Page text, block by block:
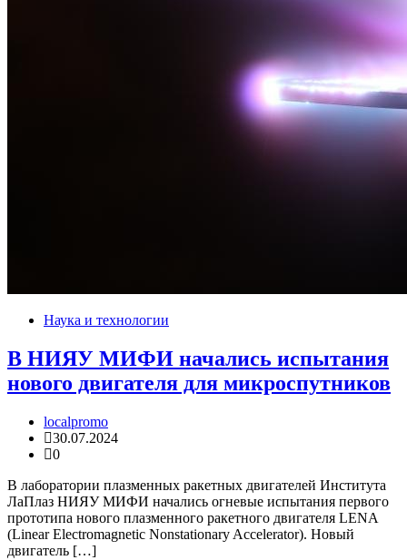
Наука и технологии
В НИЯУ МИФИ начались испытания
нового двигателя для микроспутников
localpromo
30.07.2024
0
В лаборатории плазменных ракетных двигателей Института
ЛаПлаз НИЯУ МИФИ начались огневые испытания первого
прототипа нового плазменного ракетного двигателя LENA
(Linear Electromagnetic Nonstationary Accelerator). Новый
двигатель […]